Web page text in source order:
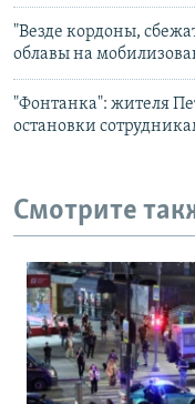
"Везде кордоны,
облавы на
"Фонтанка": жителя
остановки
Смотрите